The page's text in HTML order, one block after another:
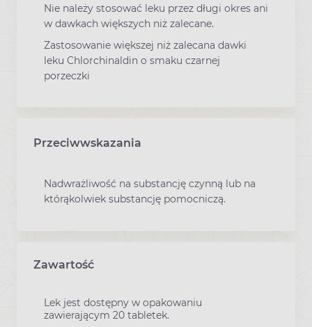
Nie należy stosować leku przez długi okres ani
w dawkach większych niż zalecane.
Zastosowanie większej niż zalecana dawki
leku Chlorchinaldin o smaku czarnej
porzeczki
Przeciwwskazania
Nadwrażliwość na substancję czynną lub na
którąkolwiek substancję pomocniczą.
Zawartość
Lek jest dostępny w opakowaniu
zawierającym 20 tabletek.